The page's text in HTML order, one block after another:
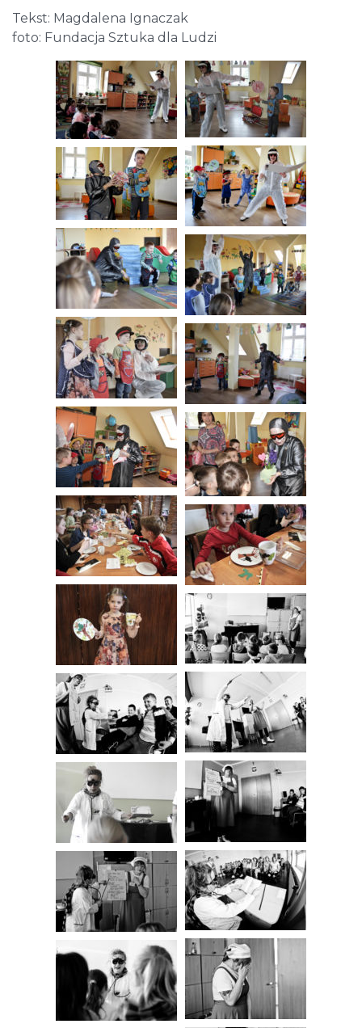
Tekst: Magdalena Ignaczak
foto: Fundacja Sztuka dla Ludzi